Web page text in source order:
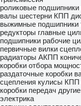
роликовые подшипники
валы шестерни КПП
выжимные подшипники
редукторы главные
подшипники рабочие
первичные вилки
радиаторы АКПП
коробки отбора
раздаточные коробки
сцепления кулисы КПП
коробки передач
электрика